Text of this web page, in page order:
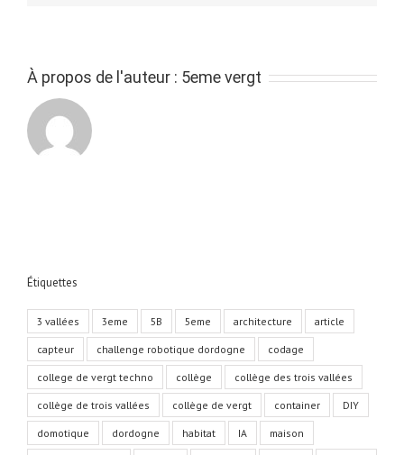
À propos de l'auteur : 5eme vergt
Étiquettes
3 vallées 3eme 5B 5eme architecture article
capteur challenge robotique dordogne codage
college de vergt techno collège collège des trois vallées
collège de trois vallées collège de vergt container DIY
domotique dordogne habitat IA maison